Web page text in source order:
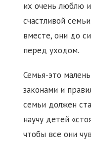
их очень люблю
счастливой
вместе, они до
перед уходом.
Семья-это
законами и
семьи должен
научу детей
чтобы все они